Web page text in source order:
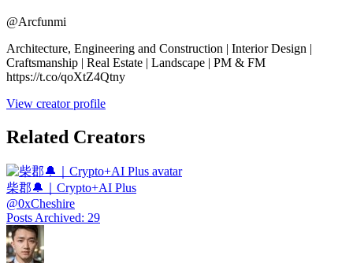
@Arcfunmi
Architecture, Engineering and Construction | Interior Design |
Craftsmanship | Real Estate | Landscape | PM & FM
https://t.co/qoXtZ4Qtny
View creator profile
Related Creators
柴郡🔔｜Crypto+AI Plus
@0xCheshire
Posts Archived: 29